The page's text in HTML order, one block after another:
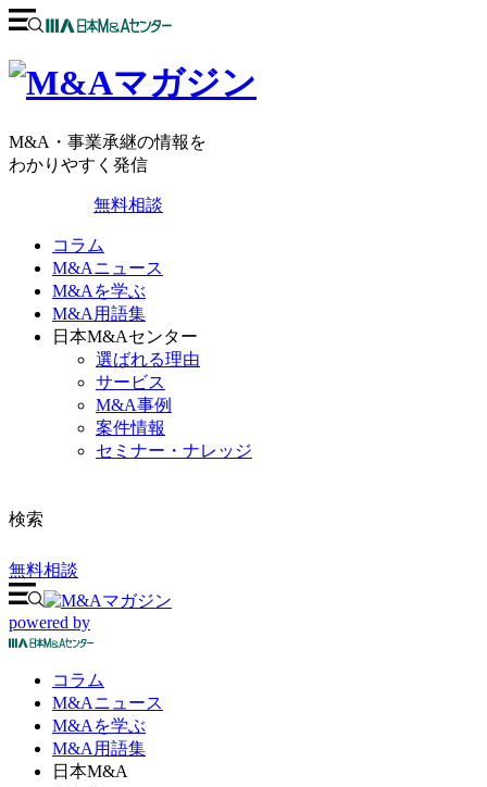
M&A・事業承継の情報を
わかりやすく発信
無料相談
コラム
M&Aニュース
M&Aを学ぶ
M&A用語集
日本M&Aセンター
選ばれる理由
サービス
M&A事例
案件情報
セミナー・ナレッジ
検索
無料相談
powered by
コラム
M&Aニュース
M&Aを学ぶ
M&A 用語集
日本M&A